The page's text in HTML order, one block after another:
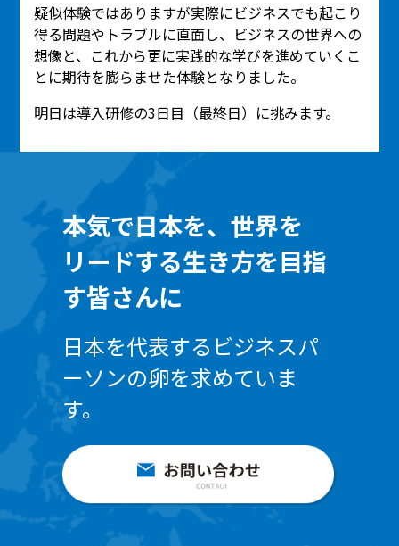
疑似体験ではありますが実際にビジネスでも起こり
得る問題やトラブルに直面し、ビジネスの世界への
想像と、これから更に実践的な学びを進めていくこ
とに期待を膨らませた体験となりました。
明日は導入研修の3日目（最終日）に挑みます。
本気で日本を、世界を
リードする生き方を目指
す皆さんに
日本を代表するビジネスパ
ーソンの卵を求めていま
す。